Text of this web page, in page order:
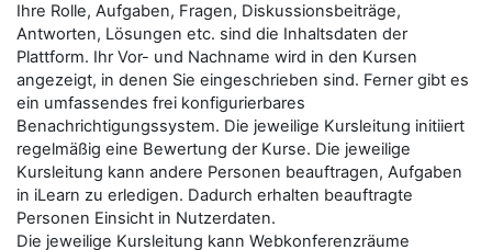
Ihre Rolle, Aufgaben, Fragen, Diskussionsbeiträge,
Antworten, Lösungen etc. sind die Inhaltsdaten der
Plattform. Ihr Vor- und Nachname wird in den Kursen
angezeigt, in denen Sie eingeschrieben sind. Ferner gibt es
ein umfassendes frei konfigurierbares
Benachrichtigungssystem. Die jeweilige Kursleitung initiiert
regelmäßig eine Bewertung der Kurse. Die jeweilige
Kursleitung kann andere Personen beauftragen, Aufgaben
in iLearn zu erledigen. Dadurch erhalten beauftragte
Personen Einsicht in Nutzerdaten.
Die jeweilige Kursleitung kann Webkonferenzräume